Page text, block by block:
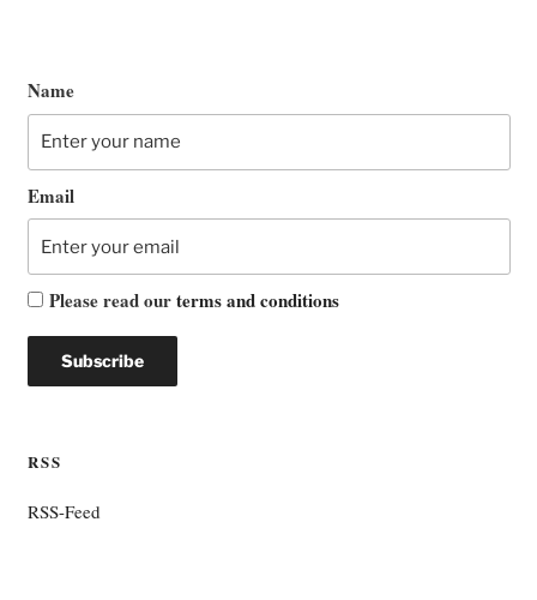
Name
Email
Please read ourterms and conditions
RSS
RSS-Feed